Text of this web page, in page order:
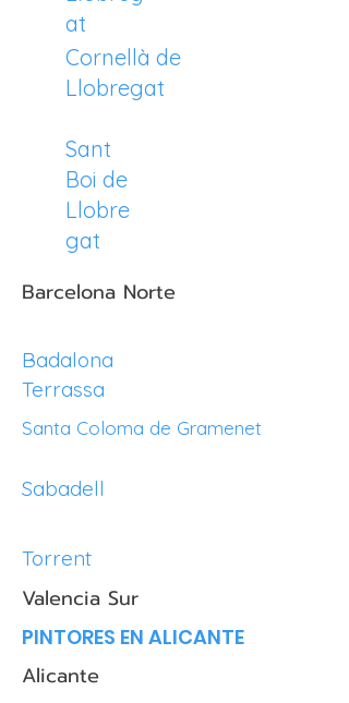
at
Cornellà de
Llobregat
Sant
Boi de
Llobre
gat
Barcelona Norte
Badalona
Terrassa
Santa Coloma de Gramenet
Sabadell
Torrent
Valencia Sur
PINTORES EN ALICANTE
Alicante